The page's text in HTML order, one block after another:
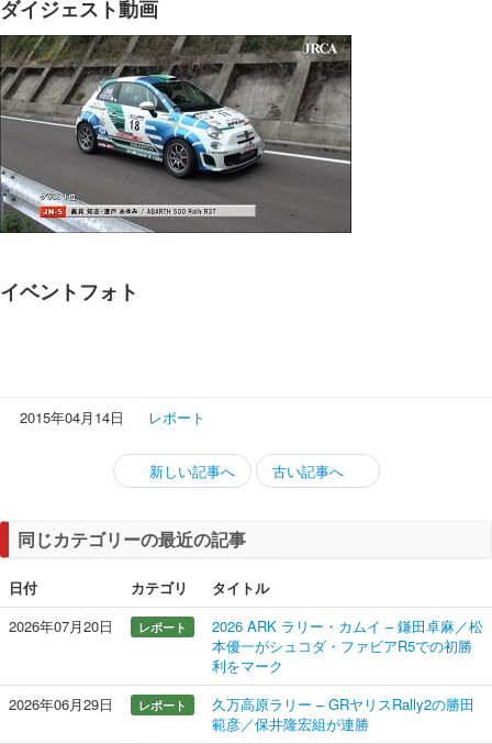
ダイジェスト動画
イベントフォト
2015年04月14日 レポート
新しい記事へ 古い記事へ
同じカテゴリーの最近の記事
日付 カテゴリ
タイトル
2026年07月20日
レポート
2026 ARK ラリー・カムイ – 鎌田卓麻／松
本優一がシュコダ・ファビアR5での初勝
利をマーク
2026年06月29日
レポート
久万高原ラリー – GRヤリスRally2の勝田
範彦／保井隆宏組が連勝